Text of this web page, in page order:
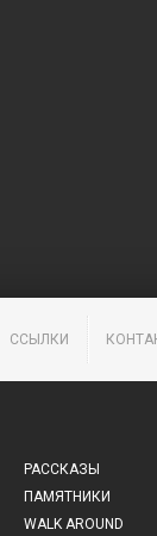
ССЫЛКИ
РАССКАЗЫ
ПАМЯТНИКИ
WALK AROUND